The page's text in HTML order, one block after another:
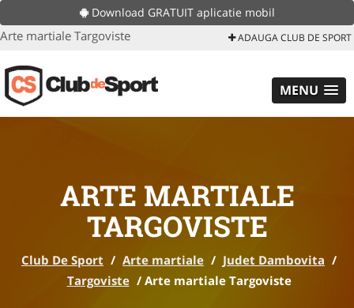
Download GRATUIT aplicatie mobil
Arte martiale Targoviste ADAUGA CLUB DE SPORT
MENU
ARTE MARTIALE
TARGOVISTE
Club De Sport / Arte martiale / Judet Dambovita /
Targoviste / Arte martiale Targoviste